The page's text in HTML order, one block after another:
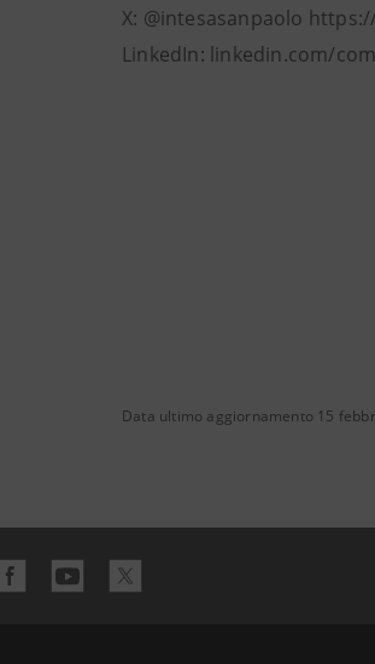
X: @intesasanpaolo
LinkedIn: linkedin.com/
Data ultimo aggiornamento 15